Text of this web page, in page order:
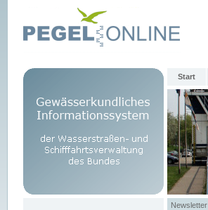
Start
Newsletter